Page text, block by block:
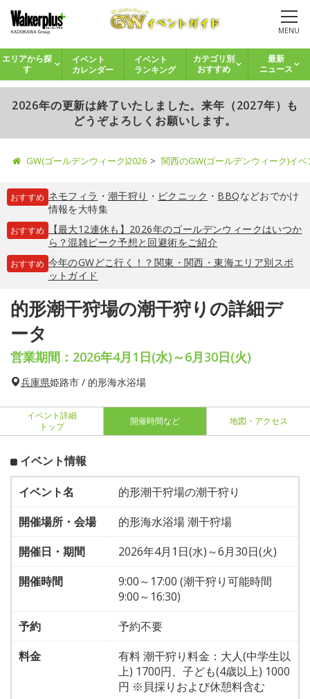
MENU
エリアから探
す
イベント
カレンダー
イベント
ランキング
カテゴリ別
おすすめ
最新
ニュース
2026年の更新は終了いたしました。来年（2027年）も
どうぞよろしくお願いします。
GW(ゴールデンウィーク)2026 関西のGW(ゴールデンウィーク)イ
おすすめ ネモフィラ ・ 潮干狩り ・ ピクニック ・ BBQなどおでかけ
情報を大特集
おすすめ
【最大12連休も】2026年のゴールデンウィークはいつか
ら？混雑ピーク予想と回避術をご紹介
おすすめ 今年のGWどこ行く！？関東・関西・東海エリア別スポ
ットガイド
的形潮干狩場の潮干狩りの詳細デ
ータ
営業期間：2026年4月1日(水)～6月30日(火)
兵庫県姫路市 / 的形海水浴場
イベント詳細
トップ
開催時間など 地図・アクセス
イベント情報
イベント名
的形潮干狩場の潮干狩り
開催場所・会場
的形海水浴場 潮干狩場
開催日・期間
2026年4月1日(水)～6月30日(火)
開催時間
9:00～17:00 (潮干狩り可能時間
9:00～16:30)
予約
予約不要
料金
有料 潮干狩り料金：大人(中学生以
上) 1700円、子ども(4歳以上) 1000
円 ※貝採りおよび休憩料含む